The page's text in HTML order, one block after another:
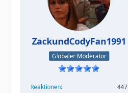
ZackundCodyFan1991
Globaler Moderator
Reaktionen
447